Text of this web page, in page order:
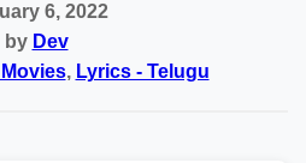
6, 2022
by Dev
, Lyrics - Telugu